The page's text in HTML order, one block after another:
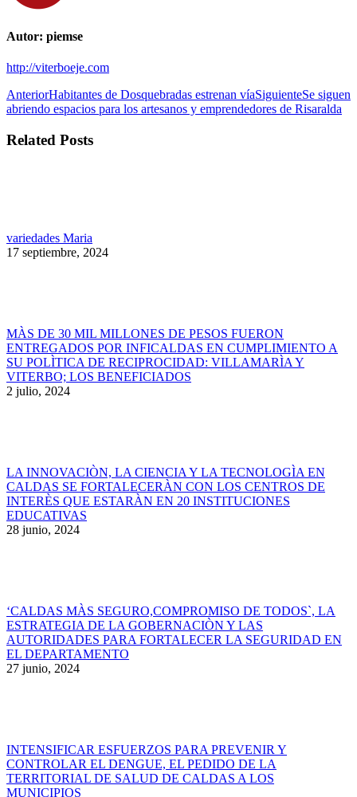
Autor: piemse
http://viterboeje.com
Navegación
entre
publicaciones
AnteriorPublicación
anterior:
Habitantes de Dosquebradas estrenan víaSiguiente
siguiente:
Se siguen
abriendo espacios para los artesanos y emprendedores de Risaralda
Related Posts
variedades Maria
17 septiembre, 2024
MÀS DE 30 MIL MILLONES DE PESOS FUERON
ENTREGADOS POR INFICALDAS EN CUMPLIMIENTO A
SU POLÌTICA DE RECIPROCIDAD: VILLAMARÌA Y
VITERBO; LOS BENEFICIADOS
2 julio, 2024
LA INNOVACIÒN, LA CIENCIA Y LA TECNOLOGÌA EN
CALDAS SE FORTALECERÀN CON LOS CENTROS DE
INTERÈS QUE ESTARÀN EN 20 INSTITUCIONES
EDUCATIVAS
28 junio, 2024
‘CALDAS MÀS SEGURO,COMPROMISO DE TODOS`, LA
ESTRATEGIA DE LA GOBERNACIÒN Y LAS
AUTORIDADES PARA FORTALECER LA SEGURIDAD EN
EL DEPARTAMENTO
27 junio, 2024
INTENSIFICAR ESFUERZOS PARA PREVENIR Y
CONTROLAR EL DENGUE, EL PEDIDO DE LA
TERRITORIAL DE SALUD DE CALDAS A LOS
MUNICIPIOS